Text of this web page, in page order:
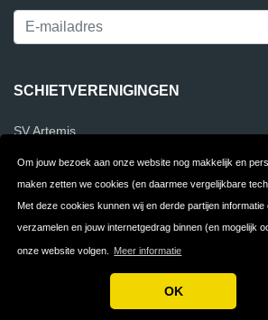
Om jouw bezoek aan onze website nog makkelijk en
maken zetten we cookies (en daarmee vergelijkbare
Met deze cookies kunnen wij en derde partijen informatie
verzamelen en jouw internetgedrag binnen (en mogelijk
onze website volgen. Meer informatie
OK
SCHIETVERENIGINGEN
SV Artemis
Contact
Algemene
Copyright © 2026